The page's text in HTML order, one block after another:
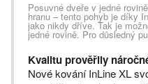
Posuvné dveře v jedné
hranu – tento pohyb je díky
jako nikdy dříve. Tak je
jedné rovině. Pro důsledný
Kvalitu prověřily
Nové kování InLine XL